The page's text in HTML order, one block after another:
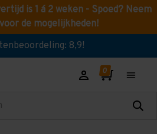
is 1 á 2 weken - Spoed? Neem
de mogelijkheden!
8,9!